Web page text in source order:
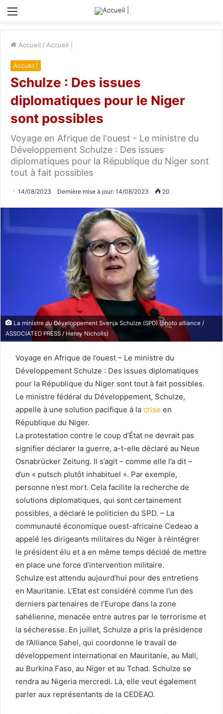
Menu
Accueil / Accueil |
Accueil |
Schulze : Des issues
diplomatiques pour le Niger
sont possibles
Voyage en Afrique de l'ouest - Le ministre du
Développement Schulze : Des issues
diplomatiques pour la République du Niger sont
tout à fait possibles
14/08/2023 Dernière mise à jour: 14/08/2023 20
La ministre du Développement Svenja Schulze (SPD) (photo alliance /
ASSOCIATED PRESS / Henry Nicholls)
Voyage en Afrique de l’ouest – Le ministre du
Développement Schulze : Des issues diplomatiques
pour la République du Niger sont tout à fait possibles.
Le ministre fédéral du Développement, Schulze,
appelle à une solution pacifique à la crise en
République du Niger.
La protestation contre le coup d’État ne devrait pas
signifier déclarer la guerre, a-t-elle déclaré au Neue
Osnabrücker Zeitung. Il s’agit – comme elle l’a dit –
d’un « putsch plutôt inhabituel ». Par exemple,
personne n’est mort. Cela facilite la recherche de
solutions diplomatiques, qui sont certainement
possibles, a déclaré le politicien du SPD. – La
communauté économique ouest-africaine Cedeao a
appelé les dirigeants militaires du Niger à réintégrer
le président élu et a en même temps décidé de mettre
en place une force d’intervention militaire.
Schulze est attendu aujourd’hui pour des entretiens
en Mauritanie. L’Etat est considéré comme l’un des
derniers partenaires de l’Europe dans la zone
sahélienne, menacée entre autres par le terrorisme et
la sécheresse. En juillet, Schulze a pris la présidence
de l’Alliance Sahel, qui coordonne le travail de
développement international en Mauritanie, au Mali,
au Burkina Faso, au Niger et au Tchad. Schulze se
rendra au Nigeria mercredi. Là, elle veut également
parler aux représentants de la CEDEAO.